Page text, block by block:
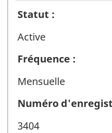
Statut :
Active
Fréquence :
Mensuelle
Numéro
3404